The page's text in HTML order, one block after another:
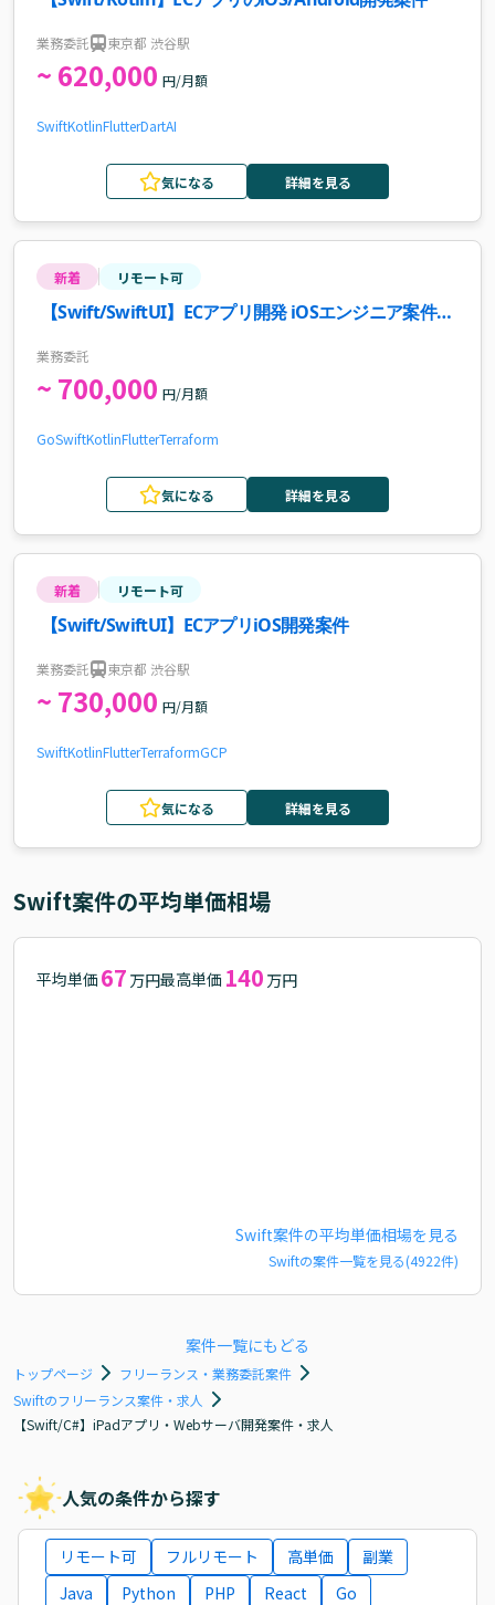
業務委託 東京都 渋谷駅
~ 620,000 円/月額
SwiftKotlinFlutterDartAI
気になる 詳細を見る
新着 リモート可
【Swift/SwiftUI】ECアプリ開発 iOSエンジニア案件・
業務委託
~ 700,000 円/月額
GoSwiftKotlinFlutterTerraform
気になる 詳細を見る
新着 リモート可
【Swift/SwiftUI】ECアプリiOS開発案件
業務委託 東京都 渋谷駅
~ 730,000 円/月額
SwiftKotlinFlutterTerraformGCP
気になる 詳細を見る
Swift案件の平均単価相場
平均単価 67 万円最高単価 140 万円
Swift案件の平均単価相場を見る
Swiftの案件一覧を見る(4922件)
案件一覧にもどる
トップページ
フリーランス・業務委託案件
Swiftのフリーランス案件・求人
【Swift/C#】iPadアプリ・Webサーバ開発案件・求人
人気の条件から探す
リモート可 フルリモート 高単価
副業
Java
Python PHP React
Go